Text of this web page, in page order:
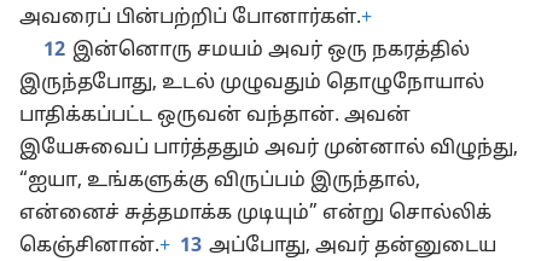
அவரைப் பின்பற்றிப் போனார்கள்.+
12 இன்னொரு சமயம் அவர் ஒரு நகரத்தில்
இருந்தபோது, உடல் முழுவதும் தொழுநோயால்
பாதிக்கப்பட்ட ஒருவன் வந்தான். அவன்
இயேசுவைப் பார்த்ததும் அவர் முன்னால் விழுந்து,
“ஐயா, உங்களுக்கு விருப்பம் இருந்தால்,
என்னைச் சுத்தமாக்க முடியும்” என்று சொல்லிக்
கெஞ்சினான்.+ 13 அப்போது, அவர் தன்னுடைய